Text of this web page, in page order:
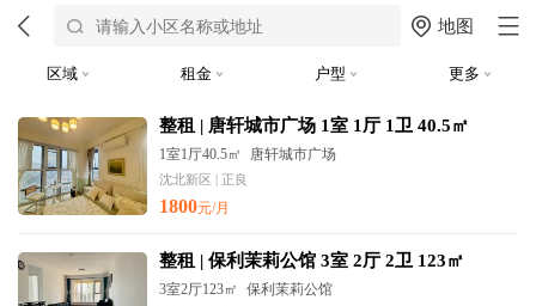
地图
区域 租金 户型 更多
整租 | 唐轩城市广场 1室 1厅 1卫 40.5㎡
1室1厅40.5㎡ 唐轩城市广场
沈北新区 | 正良
1800元/月
整租 | 保利茉莉公馆 3室 2厅 2卫 123㎡
3室2厅123㎡ 保利茉莉公馆